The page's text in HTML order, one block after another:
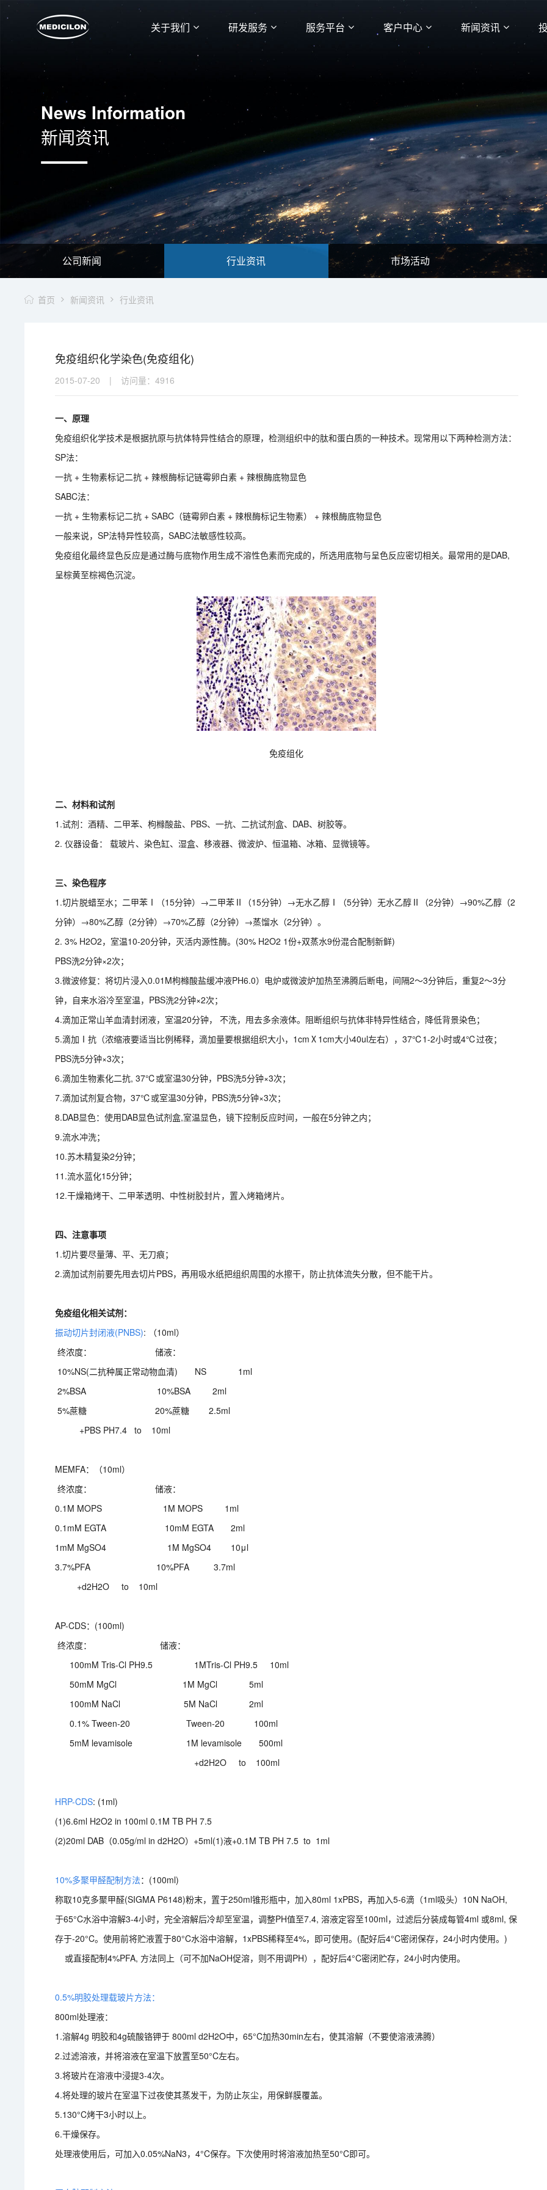
关于我们 研发服务 服务平台 客户中心 新闻资讯
News Information
新闻资讯
公司新闻 行业资讯 市场活动
首页 新闻资讯 行业资讯
免疫组织化学染色(免疫组化)
2015-07-20 | 访问量：4916
一、原理
免疫组织化学技术是根据抗原与抗体特异性结合的原理，检测组织中的肽和蛋白质的一种技术。现常用以下两种检测方法：
SP法：
一抗 + 生物素标记二抗 + 辣根酶标记链霉卵白素 + 辣根酶底物显色
SABC法：
一抗 + 生物素标记二抗 + SABC（链霉卵白素 + 辣根酶标记生物素） + 辣根酶底物显色
一般来说，SP法特异性较高，SABC法敏感性较高。
免疫组化最终显色反应是通过酶与底物作用生成不溶性色素而完成的，所选用底物与呈色反应密切相关。最常用的是DAB,
呈棕黄至棕褐色沉淀。
免疫组化
二、材料和试剂
1.试剂：酒精、二甲苯、枸橼酸盐、PBS、一抗、二抗试剂盒、DAB、树胶等。
2. 仪器设备： 载玻片、染色缸、湿盒、移液器、微波炉、恒温箱、冰箱、显微镜等。
三、染色程序
1.切片脱蜡至水；二甲苯Ⅰ（15分钟）→二甲苯Ⅱ（15分钟）→无水乙醇Ⅰ（5分钟）无水乙醇Ⅱ（2分钟）→90%乙醇（2
分钟）→80%乙醇（2分钟）→70%乙醇（2分钟）→蒸馏水（2分钟）。
2. 3% H2O2，室温10-20分钟，灭活内源性酶。(30% H2O2 1份+双蒸水9份混合配制新鲜)
PBS洗2分钟×2次；
3.微波修复：将切片浸入0.01M枸橼酸盐缓冲液PH6.0）电炉或微波炉加热至沸腾后断电，间隔2～3分钟后，重复2～3分
钟，自来水浴冷至室温，PBS洗2分钟×2次；
4.滴加正常山羊血清封闭液，室温20分钟， 不洗，甩去多余液体。阻断组织与抗体非特异性结合，降低背景染色；
5.滴加Ⅰ抗（浓缩液要适当比例稀释，滴加量要根据组织大小，1cmⅩ1cm大小40ul左右），37℃1-2小时或4℃过夜；
PBS洗5分钟×3次；
6.滴加生物素化二抗, 37℃或室温30分钟，PBS洗5分钟×3次；
7.滴加试剂复合物，37℃或室温30分钟，PBS洗5分钟×3次；
8.DAB显色：使用DAB显色试剂盒,室温显色，镜下控制反应时间，一般在5分钟之内；
9.流水冲洗；
10.苏木精复染2分钟；
11.流水蓝化15分钟；
12.干燥箱烤干、二甲苯透明、中性树胶封片，置入烤箱烤片。
四、注意事项
1.切片要尽量薄、平、无刀痕；
2.滴加试剂前要先甩去切片PBS，再用吸水纸把组织周围的水擦干，防止抗体流失分散，但不能干片。
免疫组化相关试剂：
振动切片封闭液(PNBS): （10ml）
终浓度： 储液：
10%NS(二抗种属正常动物血清) NS 1ml
2%BSA 10%BSA 2ml
5%蔗糖 20%蔗糖 2.5ml
+PBS PH7.4 to 10ml
MEMFA：（10ml）
终浓度： 储液：
0.1M MOPS 1M MOPS 1ml
0.1mM EGTA 10mM EGTA 2ml
1mM MgSO4 1M MgSO4 10μl
3.7%PFA 10%PFA 3.7ml
+d2H2O to 10ml
AP-CDS：(100ml)
终浓度： 储液：
100mM Tris-Cl PH9.5 1MTris-Cl PH9.5 10ml
50mM MgCl 1M MgCl 5ml
100mM NaCl 5M NaCl 2ml
0.1% Tween-20 Tween-20 100ml
5mM levamisole 1M levamisole 500ml
+d2H2O to 100ml
HRP-CDS: (1ml)
(1)6.6ml H2O2 in 100ml 0.1M TB PH 7.5
(2)20ml DAB（0.05g/ml in d2H2O）+5ml(1)液+0.1M TB PH 7.5 to 1ml
10%多聚甲醛配制方法：(100ml)
称取10克多聚甲醛(SIGMA P6148)粉末，置于250ml锥形瓶中，加入80ml 1xPBS，再加入5-6滴（1ml吸头）10N NaOH,
于65°C水浴中溶解3-4小时，完全溶解后冷却至室温，调整PH值至7.4, 溶液定容至100ml，过滤后分装成每管4ml 或8ml, 保
存于-20°C。使用前将贮液置于80°C水浴中溶解，1xPBS稀释至4%，即可使用。(配好后4°C密闭保存，24小时内使用。)
或直接配制4%PFA, 方法同上（可不加NaOH促溶，则不用调PH），配好后4°C密闭贮存，24小时内使用。
0.5%明胶处理载玻片方法：
800ml处理液：
1.溶解4g 明胶和4g硫酸铬钾于 800ml d2H2O中，65°C加热30min左右，使其溶解（不要使溶液沸腾）
2.过滤溶液，并将溶液在室温下放置至50°C左右。
3.将玻片在溶液中浸提3-4次。
4.将处理的玻片在室温下过夜使其蒸发干，为防止灰尘，用保鲜膜覆盖。
5.130°C烤干3小时以上。
6.干燥保存。
处理液使用后，可加入0.05%NaN3，4°C保存。下次使用时将溶液加热至50°C即可。